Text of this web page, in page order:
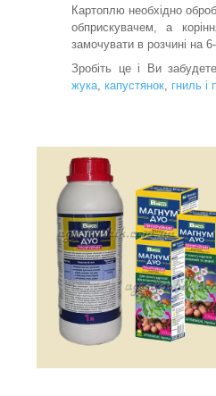
Картоплю необхідно
обприскувачем, а
замочувати в розчині на
Зробіть це і Ви забудете
жука, капустянок, гниль і